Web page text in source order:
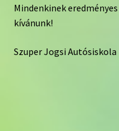
Mindenkinek
kívánunk!
Szuper Jogsi Autósiskola